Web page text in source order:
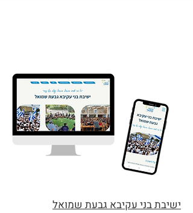
ישיבת בני עקיבא גבעת שמואל